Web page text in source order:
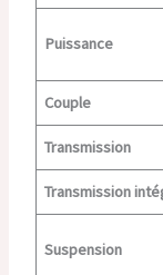
Puissance
Couple
Transmission
Transmission
Suspension